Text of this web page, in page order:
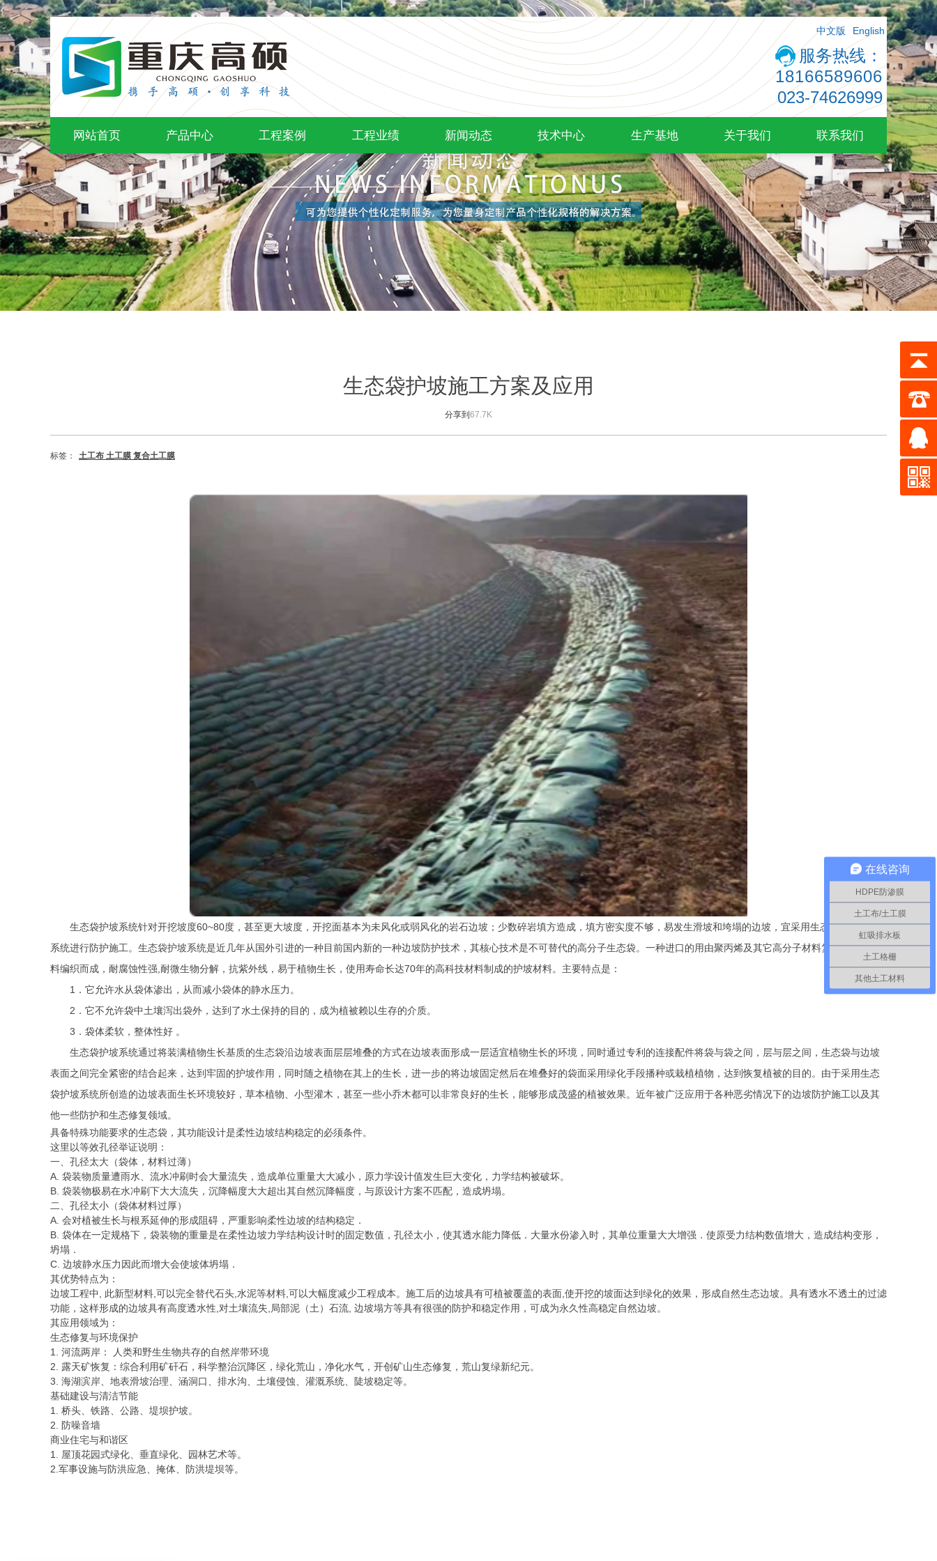
中文版 English
服务热线：
18166589606
023-74626999
网站首页 产品中心 工程案例 工程业绩 新闻动态 技术中心 生产基地 关于我们 联系我们
生态袋护坡施工方案及应用
分享到 67.7K
标签： 土工布 土工膜 复合土工膜
生态袋护坡系统针对开挖坡度60~80度，甚至更大坡度，开挖面基本为未风化或弱风化的岩石边坡；少数碎岩填方造成，填方密实度不够，易发生滑坡和垮塌的边坡，宜采用生态袋生态护坡
系统进行防护施工。生态袋护坡系统是近几年从国外引进的一种目前国内新的一种边坡防护技术，其核心技术是不可替代的高分子生态袋。一种进口的用由聚丙烯及其它高分子材料复合制成的材
料编织而成，耐腐蚀性强,耐微生物分解，抗紫外线，易于植物生长，使用寿命长达70年的高科技材料制成的护坡材料。主要特点是：
1．它允许水从袋体渗出，从而减小袋体的静水压力。
2．它不允许袋中土壤泻出袋外，达到了水土保持的目的，成为植被赖以生存的介质。
3．袋体柔软，整体性好 。
生态袋护坡系统通过将装满植物生长基质的生态袋沿边坡表面层层堆叠的方式在边坡表面形成一层适宜植物生长的环境，同时通过专利的连接配件将袋与袋之间，层与层之间，生态袋与边坡
表面之间完全紧密的结合起来，达到牢固的护坡作用，同时随之植物在其上的生长，进一步的将边坡固定然后在堆叠好的袋面采用绿化手段播种或栽植植物，达到恢复植被的目的。由于采用生态
袋护坡系统所创造的边坡表面生长环境较好，草本植物、小型灌木，甚至一些小乔木都可以非常良好的生长，能够形成茂盛的植被效果。近年被广泛应用于各种恶劣情况下的边坡防护施工以及其
他一些防护和生态修复领域。
具备特殊功能要求的生态袋，其功能设计是柔性边坡结构稳定的必须条件。
这里以等效孔径举证说明：
一、孔径太大（袋体，材料过薄）
A. 袋装物质量遭雨水、流水冲刷时会大量流失，造成单位重量大大减小，原力学设计值发生巨大变化，力学结构被破坏。
B. 袋装物极易在水冲刷下大大流失，沉降幅度大大超出其自然沉降幅度，与原设计方案不匹配，造成坍塌。
二、孔径太小（袋体材料过厚）
A. 会对植被生长与根系延伸的形成阻碍，严重影响柔性边坡的结构稳定．
B. 袋体在一定规格下，袋装物的重量是在柔性边坡力学结构设计时的固定数值，孔径太小，使其透水能力降低．大量水份渗入时，其单位重量大大增强．使原受力结构数值增大，造成结构变形，
坍塌．
C. 边坡静水压力因此而增大会使坡体坍塌．
其优势特点为：
边坡工程中, 此新型材料,可以完全替代石头,水泥等材料,可以大幅度减少工程成本。施工后的边坡具有可植被覆盖的表面,使开挖的坡面达到绿化的效果，形成自然生态边坡。具有透水不透土的过滤
功能，这样形成的边坡具有高度透水性,对土壤流失,局部泥（土）石流, 边坡塌方等具有很强的防护和稳定作用，可成为永久性高稳定自然边坡。
其应用领域为：
生态修复与环境保护
1. 河流两岸： 人类和野生生物共存的自然岸带环境
2. 露天矿恢复：综合利用矿矸石，科学整治沉降区，绿化荒山，净化水气，开创矿山生态修复，荒山复绿新纪元。
3. 海湖滨岸、地表滑坡治理、涵洞口、排水沟、土壤侵蚀、灌溉系统、陡坡稳定等。
基础建设与清洁节能
1. 桥头、铁路、公路、堤坝护坡。
2. 防噪音墙
商业住宅与和谐区
1. 屋顶花园式绿化、垂直绿化、园林艺术等。
2.军事设施与防洪应急、掩体、防洪堤坝等。
在线咨询
HDPE防渗膜
土工布/土工膜
虹吸排水板
土工格栅
其他土工材料